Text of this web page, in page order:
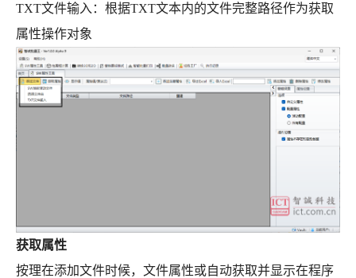
TXT文件输入：根据TXT文本内的文件完整路径作为获取
属性操作对象
获取属性
按理在添加文件时候，文件属性或自动获取并显示在程序